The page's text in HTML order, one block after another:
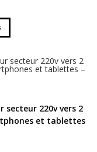
secteur 220v vers 2
et tablettes